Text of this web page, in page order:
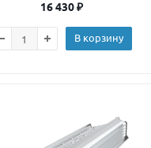
16 430₽
В корзину